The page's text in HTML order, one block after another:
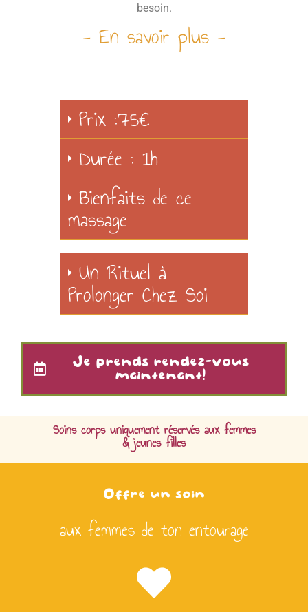
besoin.
- En savoir plus -
Prix :75€
Durée : 1h
Bienfaits de ce
massage
Un Rituel à
Prolonger Chez Soi
Je prends rendez-vous
maintenant!
Soins corps uniquement réservés aux femmes
& jeunes filles
Offre un soin
aux femmes de ton entourage